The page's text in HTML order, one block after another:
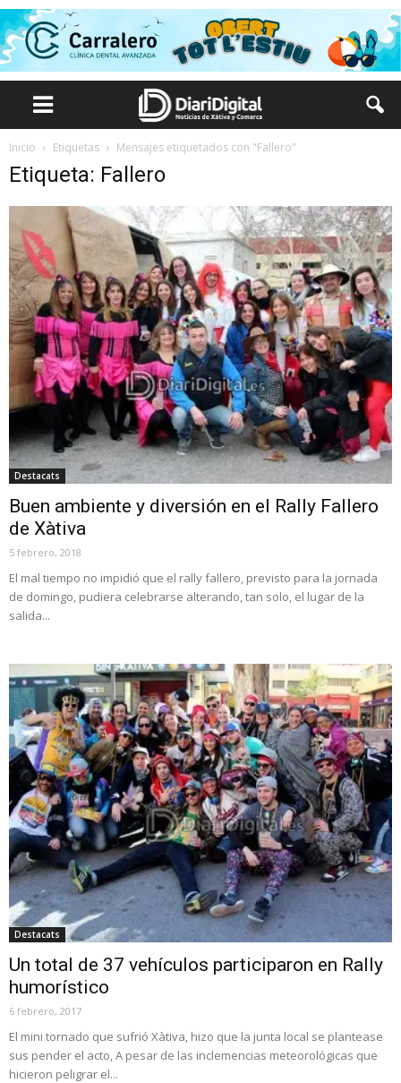
Inicio Etiquetas Mensajes etiquetados con "Fallero"
Etiqueta: Fallero
Destacats
Buen ambiente y diversión en el Rally Fallero
de Xàtiva
5 febrero, 2018
El mal tiempo no impidió que el rally fallero, previsto para la jornada
de domingo, pudiera celebrarse alterando, tan solo, el lugar de la
salida...
Destacats
Un total de 37 vehículos participaron en Rally
humorístico
6 febrero, 2017
El mini tornado que sufrió Xàtiva, hizo que la junta local se plantease
sus pender el acto, A pesar de las inclemencias meteorológicas que
hicieron peligrar el...